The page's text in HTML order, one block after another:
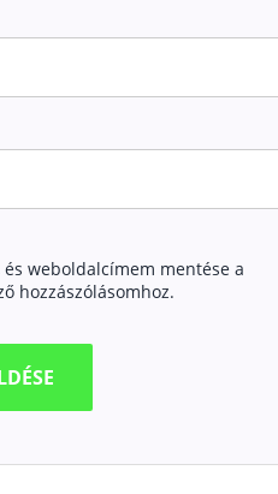
weboldalcímem mentése a
hozzászólásomhoz.